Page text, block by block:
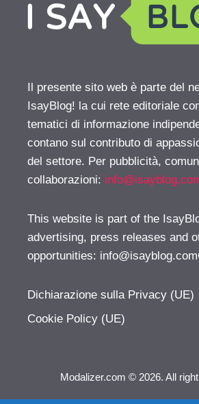
Il presente sito web è parte del
IsayBlog! la cui rete editoriale
tematici di informazione
contano sul contributo di
del settore. Per pubblicità,
collaborazioni:
This website is part of the
advertising, press releases and
opportunities:
Dichiarazione sulla Privacy (UE)
Cookie Policy (UE)
Modalizer.com © 2026. All